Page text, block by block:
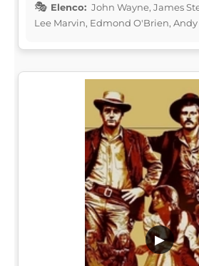
Elenco: John Wayne, James
Lee Marvin, Edmond O'Brien,
▶